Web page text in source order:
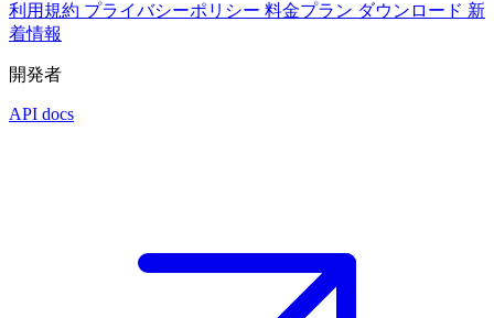
利用規約 プライバシーポリシー 料金プラン ダウンロード 新
着情報
開発者
API docs